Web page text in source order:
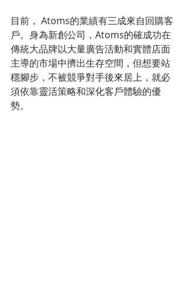
目前， Atoms的業績有三成來自回購客
戶。身為新創公司，Atoms的確成功在
傳統大品牌以大量廣告活動和實體店面
主導的市場中擠出生存空間，但想要站
穩腳步，不被競爭對手後來居上，就必
須依靠靈活策略和深化客戶體驗的優
勢。